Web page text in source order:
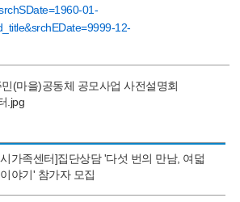
01-
12-
(마을)공동체 공모사업 사전설명회
.jpg
가족센터]집단상담 '다섯 번의 만남, 여덟
야기' 참가자 모집